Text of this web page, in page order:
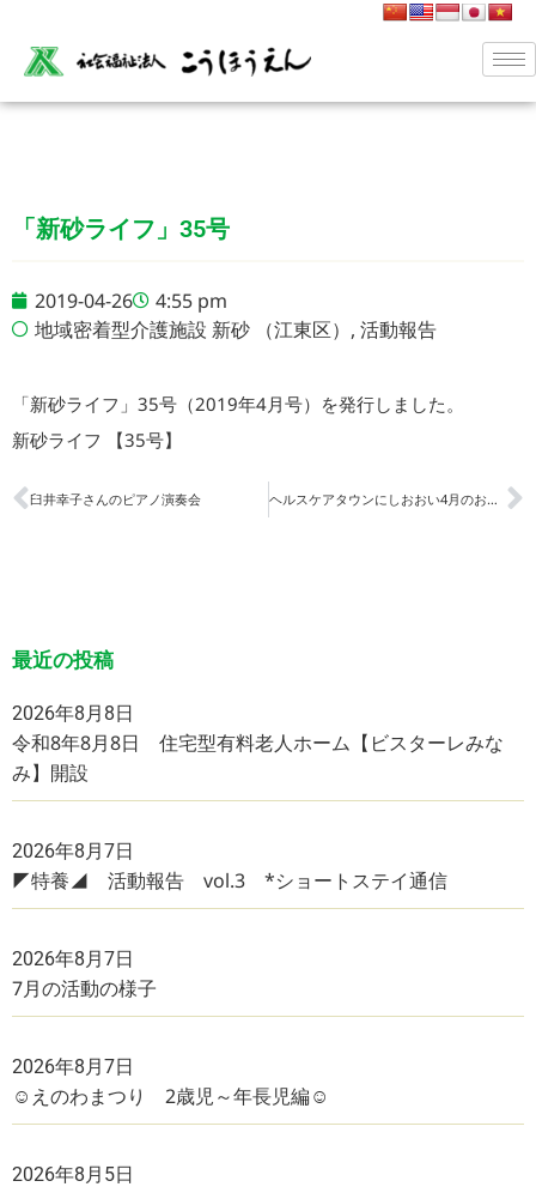
「新砂ライフ」35号
2019-04-26
4:55 pm
地域密着型介護施設 新砂 （江東区） , 活動報告
「新砂ライフ」35号（2019年4月号）を発行しました。
新砂ライフ 【35号】
臼井幸子さんのピアノ演奏会 ヘルスケアタウンにしおおい4月のお便り
最近の投稿
2026年8月8日
令和8年8月8日 住宅型有料老人ホーム【ビスターレみな
み】開設
2026年8月7日
◤特養◢ 活動報告 vol.3 *ショートステイ通信
2026年8月7日
7月の活動の様子
2026年8月7日
☺えのわまつり 2歳児～年長児編☺
2026年8月5日